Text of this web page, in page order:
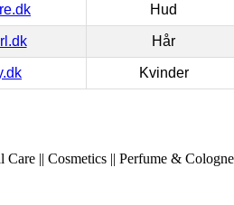
Hud
Hår
Kvinder
Care || Cosmetics || Perfume & Cologne